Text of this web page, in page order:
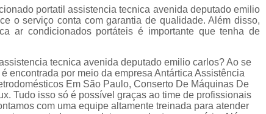
Assistencia Tecnica Resfriar Geladeira
Electrolux Geladeira Assistencia
Assistencia Tecnica de Refrigerador
Assistencia Tecnica Refrigerador
Assistencia Tecnica
portatil assistencia tecnica avenida deputado emilio
o serviço conta com garantia de qualidade. Além disso,
ar condicionados portáteis é importante que tenha de
tecnica avenida deputado emilio carlos? Ao se
encontrada por meio da empresa Antártica Assistência
Em São Paulo, Conserto De Máquinas De
Tudo isso só é possível graças ao time de profissionais
com uma equipe altamente treinada para atender